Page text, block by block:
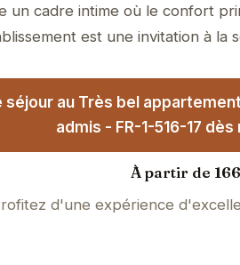
un cadre intime où le confort
est une invitation à la
séjour au Très bel
admis - FR-1-516-17
À partir de
d'une expérience